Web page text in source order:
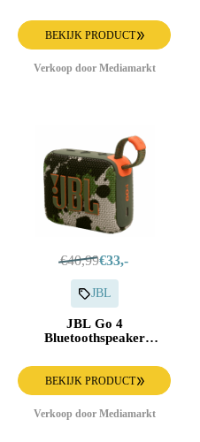
BEKIJK PRODUCT
Verkoop door Mediamarkt
€40,99€33,-
JBL
JBL Go 4
Bluetoothspeaker
BEKIJK PRODUCT
Verkoop door Mediamarkt